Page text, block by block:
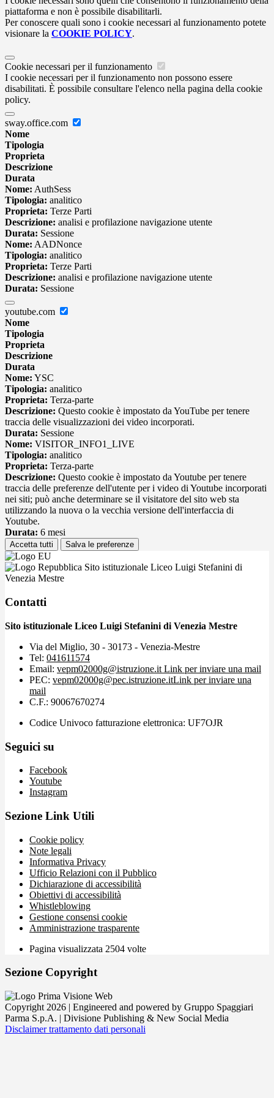
piattaforma e non è possibile disabilitarli.
Per conoscere quali sono i cookie necessari al funzionamento potete
visionare la COOKIE POLICY.
Cookie necessari per il funzionamento
I cookie necessari per il funzionamento non possono essere
disabilitati. È possibile consultare l'elenco nella pagina della cookie
policy.
sway.office.com
Nome
Tipologia
Proprieta
Descrizione
Durata
Nome: AuthSess
Tipologia: analitico
Proprieta: Terze Parti
Descrizione: analisi e profilazione navigazione utente
Durata: Sessione
Nome: AADNonce
Tipologia: analitico
Proprieta: Terze Parti
Descrizione: analisi e profilazione navigazione utente
Durata: Sessione
youtube.com
Nome
Tipologia
Proprieta
Descrizione
Durata
Nome: YSC
Tipologia: analitico
Proprieta: Terza-parte
Descrizione: Questo cookie è impostato da YouTube per tenere
traccia delle visualizzazioni dei video incorporati.
Durata: Sessione
Nome: VISITOR_INFO1_LIVE
Tipologia: analitico
Proprieta: Terza-parte
Descrizione: Questo cookie è impostato da Youtube per tenere
traccia delle preferenze dell'utente per i video di Youtube incorporati
nei siti; può anche determinare se il visitatore del sito web sta
utilizzando la nuova o la vecchia versione dell'interfaccia di
Youtube.
Durata: 6 mesi
Accetta tutti Salva le preferenze
Sito istituzionale Liceo Luigi Stefanini di
Venezia Mestre
Contatti
Sito istituzionale Liceo Luigi Stefanini di Venezia Mestre
Via del Miglio, 30 - 30173 - Venezia-Mestre
Tel: 041611574
Email: vepm02000g@istruzione.it Link per inviare una mail
PEC: vepm02000g@pec.istruzione.itLink per inviare una
mail
C.F.: 90067670274
Codice Univoco fatturazione elettronica: UF7OJR
Seguici su
Facebook
Youtube
Instagram
Sezione Link Utili
Cookie policy
Note legali
Informativa Privacy
Ufficio Relazioni con il Pubblico
Dichiarazione di accessibilità
Obiettivi di accessibilità
Whistleblowing
Gestione consensi cookie
Amministrazione trasparente
Pagina visualizzata 2504 volte
Sezione Copyright
Copyright 2026 | Engineered and powered by Gruppo Spaggiari
Parma S.p.A. | Divisione Publishing & New Social Media
Disclaimer trattamento dati personali